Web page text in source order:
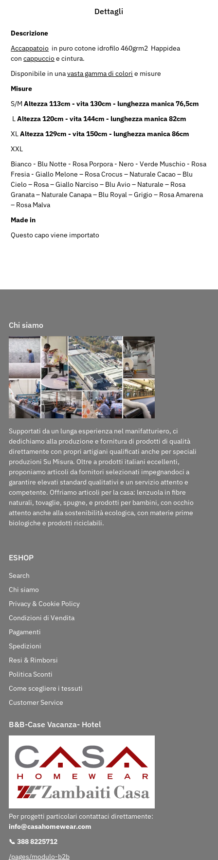
Dettagli
Descrizione
Accappatoio in puro cotone idrofilo 460grm2 Happidea
concappuccioe cintura.
Disponibile in unavasta gamma di colori e misure
Misure
S/MAltezza 113cm - vita 130cm - lunghezza manica 76,5cm
LAltezza 120cm - vita 144cm - lunghezza manica 82cm
XLAltezza 129cm - vita 150cm - lunghezza manica 86cm
XXL
Bianco - Blu Notte - Rosa Porpora - Nero - Verde Muschio - Rosa
Fresia - Giallo Melone – Rosa Crocus – Naturale Cacao – Blu
Cielo – Rosa – Giallo Narciso – Blu Avio – Naturale – Rosa
Granata – Naturale Canapa – Blu Royal – Grigio – Rosa Amarena
– Rosa Malva
Made in
Questo capo viene importato
Chi siamo
Supportati da un lunga esperienza nel manifatturiero, ci
dedichiamo alla produzione e fornitura di prodotti di qualità
direttamente con propri artigiani qualificati anche per speciali
produzioni Su Misura. Oltre a prodotti italiani eccellenti,
proponiamo articoli da fornitori selezionati impegnandoci a
garantire elevati standard qualitativi e un servizio attento e
competente. Offriamo articoli per la casa: lenzuola in fibre
naturali, tovaglie, spugne, e prodotti per bambini, con occhio
attento anche alla sostenibilità ecologica, con materie prime
biologiche e prodotti riciclabili.
ESHOP
Search
Chi siamo
Privacy & Cookie Policy
Condizioni di Vendita
Pagamenti
Spedizioni
Resi & Rimborsi
Politica Sconti
Come scegliere i tessuti
Customer Service
B&B-Case Vacanza- Hotel
Per progetti particolari contattaci direttamente:
info@casahomewear.com
📞 388 8225712
/pages/modulo-b2b